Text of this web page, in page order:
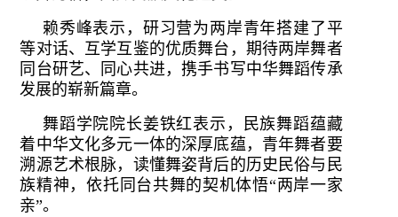
赖秀峰表示，研习营为两岸青年搭建了平
等对话、互学互鉴的优质舞台，期待两岸舞者
同台研艺、同心共进，携手书写中华舞蹈传承
发展的崭新篇章。
舞蹈学院院长姜铁红表示，民族舞蹈蕴藏
着中华文化多元一体的深厚底蕴，青年舞者要
溯源艺术根脉，读懂舞姿背后的历史民俗与民
族精神，依托同台共舞的契机体悟“两岸一家
亲”。